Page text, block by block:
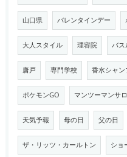
山口県 バレンタインデー
大人スタイル 理容院 バス
唐戸 専門学校 香水シャン
ポケモンGO マンツーマンサ
天気予報 母の日 父の日
ザ・リッツ・カールトン ショ